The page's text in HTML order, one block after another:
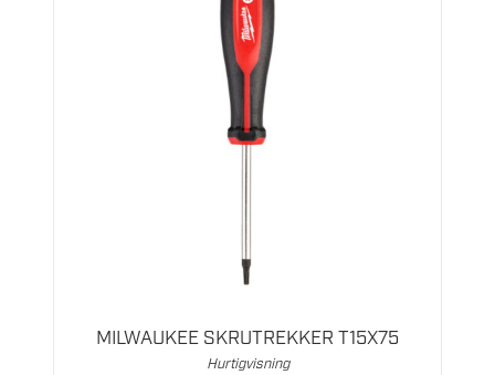
MILWAUKEE SKRUTREKKER T15X75
Hurtigvisning